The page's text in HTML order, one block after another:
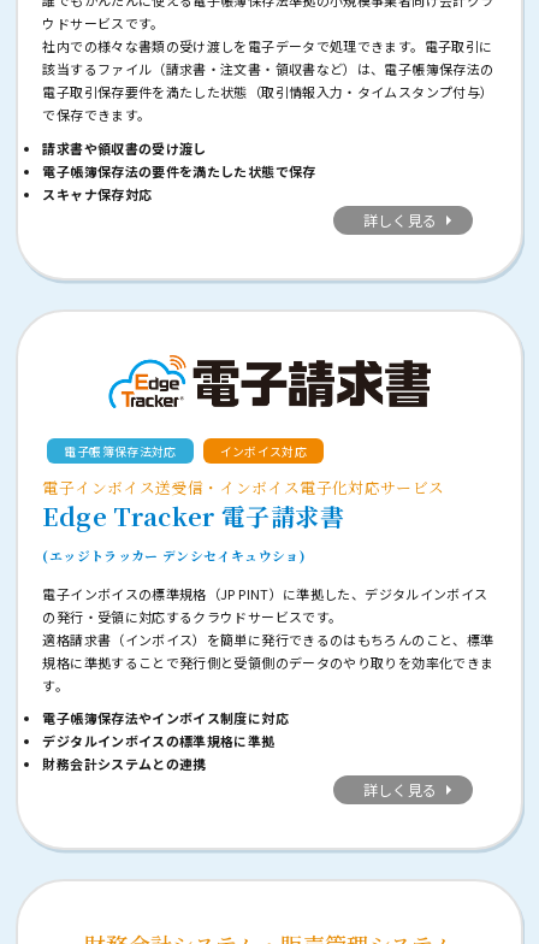
ウドサービスです。
社内での様々な書類の受け渡しを電子データで処理できます。電子取引に
該当するファイル（請求書・注文書・領収書など）は、電子帳簿保存法の
電子取引保存要件を満たした状態（取引情報入力・タイムスタンプ付与）
で保存できます。
請求書や領収書の受け渡し
電子帳簿保存法の要件を満たした状態で保存
スキャナ保存対応
詳しく見る
電子帳簿保存法対応 インボイス対応
電子インボイス送受信・インボイス電子化対応サービス
Edge Tracker 電子請求書
(エッジトラッカー デンシセイキュウショ)
電子インボイスの標準規格（JP PINT）に準拠した、デジタルインボイス
の発行・受領に対応するクラウドサービスです。
適格請求書（インボイス）を簡単に発行できるのはもちろんのこと、標準
規格に準拠することで発行側と受領側のデータのやり取りを効率化できま
す。
電子帳簿保存法やインボイス制度に対応
デジタルインボイスの標準規格に準拠
財務会計システムとの連携
詳しく見る